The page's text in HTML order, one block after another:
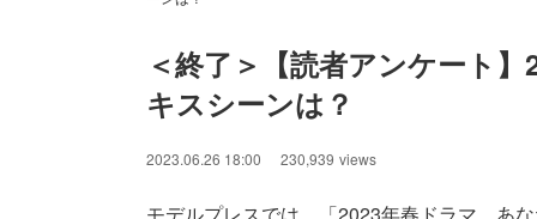
＜終了＞【読者アンケート
キスシーンは？
2023.06.26 18:00 230,939 views